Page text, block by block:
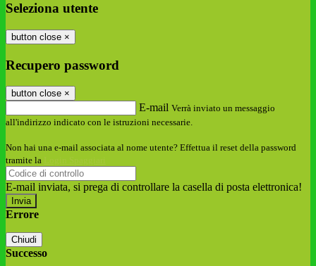
Seleziona utente
button close ×
Recupero password
button close ×
E-mail Verrà inviato un messaggio
all'indirizzo indicato con le istruzioni necessarie.
Non hai una e-mail associata al nome utente? Effettua il reset della password
tramite la
E-mail inviata, si prega di controllare la casella di posta elettronica!
Errore
Chiudi
Successo